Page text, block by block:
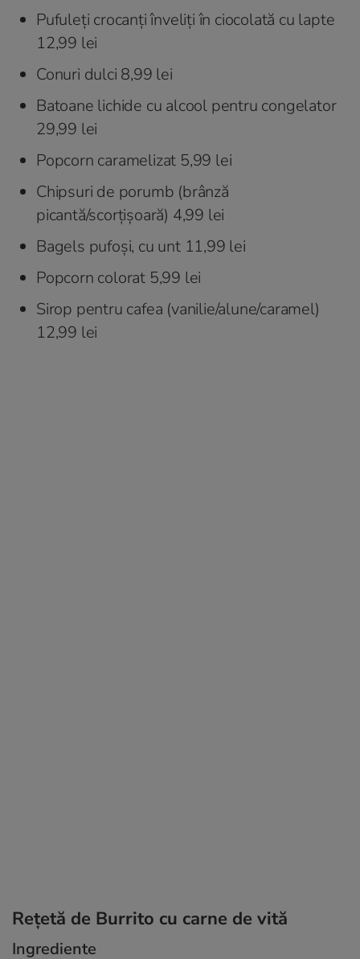
Pufuleți crocanți înveliți în ciocolată cu lapte
12,99 lei
Conuri dulci 8,99 lei
Batoane lichide cu alcool pentru congelator
29,99 lei
Popcorn caramelizat 5,99 lei
Chipsuri de porumb (brânză
picantă/scorțișoară) 4,99 lei
Bagels pufoși, cu unt 11,99 lei
Popcorn colorat 5,99 lei
Sirop pentru cafea (vanilie/alune/caramel)
12,99 lei
Rețetă de Burrito cu carne de vită
Ingrediente